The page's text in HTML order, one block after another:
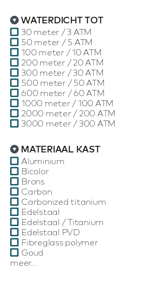
WATERDICHT TOT
30 meter / 3 ATM
50 meter / 5 ATM
100 meter / 10 ATM
200 meter / 20 ATM
300 meter / 30 ATM
500 meter / 50 ATM
600 meter / 60 ATM
1000 meter / 100 ATM
2000 meter / 200 ATM
3000 meter / 300 ATM
MATERIAAL KAST
Aluminium
Bicolor
Brons
Carbon
Carbonized titanium
Edelstaal
Edelstaal / Titanium
Edelstaal PVD
Fibreglass polymer
Goud
meer...